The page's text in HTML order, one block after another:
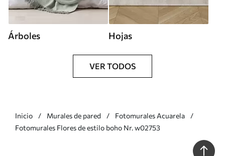
Árboles Hojas
VER TODOS
Inicio Murales de pared
Fotomurales Acuarela
Fotomurales Flores de estilo boho Nr. w02753